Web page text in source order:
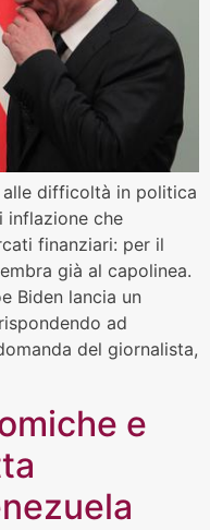
alle difficoltà in politica
inflazione che
finanziari: per il
già al capolinea.
Biden lancia un
ad
del giornalista,
e